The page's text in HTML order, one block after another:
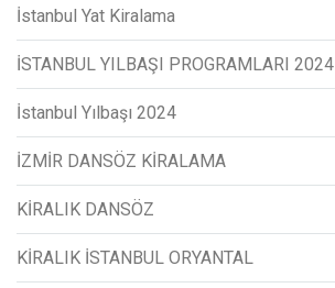
İstanbul Yat Kiralama
İSTANBUL YILBAŞI PROGRAMLARI 2024
İstanbul Yılbaşı 2024
İZMİR DANSÖZ KİRALAMA
KİRALIK DANSÖZ
KİRALIK İSTANBUL ORYANTAL